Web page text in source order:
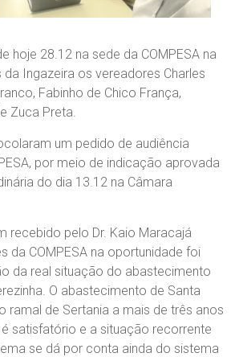
hoje 28.12 na sede da COMPESA na
Ingazeira os vereadores Charles
Fabinho de Chico França,
Zuca Preta.
um pedido de audiência
por meio de indicação aprovada
do dia 13.12 na Câmara
recebido pelo Dr. Kaio Maracajá
da COMPESA na oportunidade foi
da real situação do abastecimento
O abastecimento de Santa
ramal de Sertania a mais de três anos
satisfatório e a situação recorrente
se dá por conta ainda do sistema